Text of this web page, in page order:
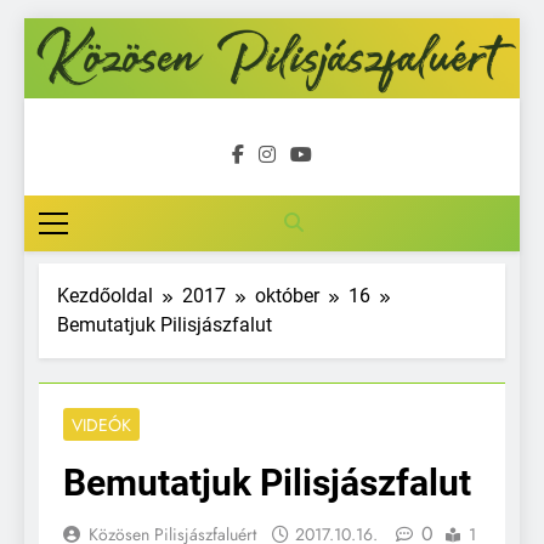
Ugrás
tartalomra
Kezdőoldal 2017 október
16
Bemutatjuk Pilisjászfalut
VIDEÓK
Bemutatjuk Pilisjászfalut
Közösen Pilisjászfaluért 2017.10.16. 0 1